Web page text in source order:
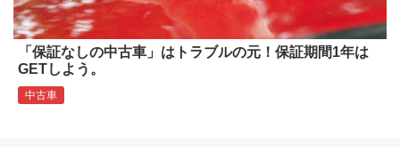
「保証なしの中古車」はトラブルの元！保証期間1年は
GETしよう。
中古車